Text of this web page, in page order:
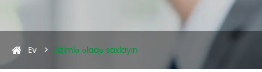
Ev Bizimlə əlaqə saxlayın